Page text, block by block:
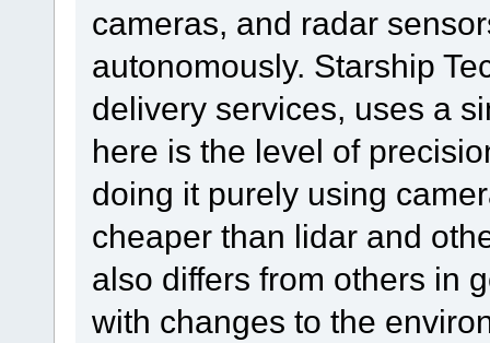
cameras, and radar
autonomously. Starship
delivery services, uses a
here is the level of
doing it purely using
cheaper than lidar and
also differs from others in
with changes to the